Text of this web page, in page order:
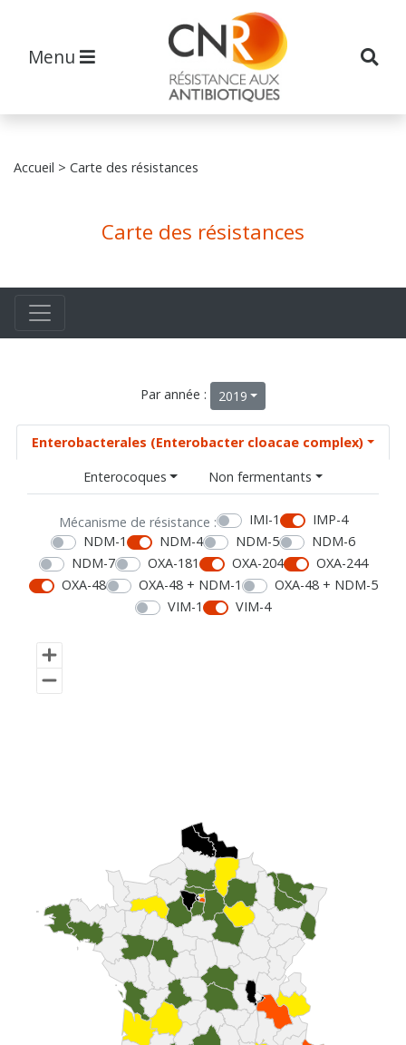
Menu
Accueil > Carte des résistances
Carte des résistances
Par année : 2019
Enterobacterales (Enterobacter cloacae complex)
Enterocoques
Non fermentants
Mécanisme de résistance : IMI-1
IMP-4
NDM-1
NDM-4 NDM-5
NDM-6
NDM-7
OXA-181 OXA-204
OXA-244
OXA-48
OXA-48 + NDM-1
OXA-48 + NDM-5
VIM-1
VIM-4